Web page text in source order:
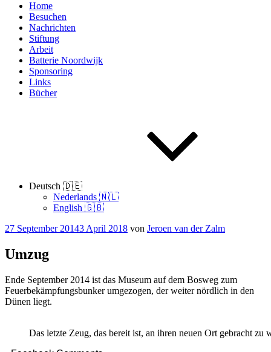
Home
Besuchen
Nachrichten
Stiftung
Arbeit
Batterie Noordwijk
Sponsoring
Links
Bücher
Deutsch 🇩🇪
Nederlands 🇳🇱
English 🇬🇧
Veröffentlicht
27 September 20143 April 2018 von Jeroen van der Zalm
Umzug
Ende September 2014 ist das Museum auf dem Bosweg zum
Feuerbekämpfungsbunker umgezogen, der weiter nördlich in den
Dünen liegt.
Das letzte Zeug, das bereit ist, an ihren neuen Ort gebracht zu